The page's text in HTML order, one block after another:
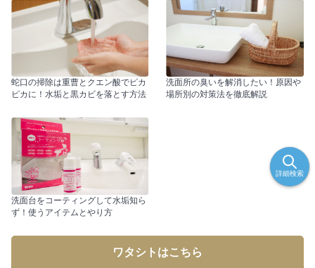
蛇口の掃除は重曹とクエン酸でピカ
ピカに！水垢と黒カビを落とす方法
洗面所の臭いを解消したい！原因や
場所別の対策法を徹底解説
洗面台をコーティングして水垢知ら
ず！使うアイテムとやり方
ワタシトはこちら
詳細検索